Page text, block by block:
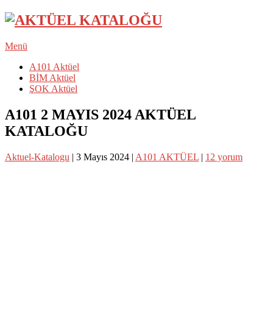
Menü
A101 Aktüel
BİM Aktüel
ŞOK Aktüel
A101 2 MAYIS 2024 AKTÜEL
KATALOĞU
Aktuel-Katalogu | 3 Mayıs 2024 | A101 AKTÜEL | 12 yorum